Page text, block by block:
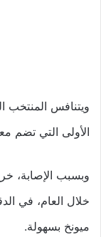
ويتنافس
الأولى التي تضم
وبسبب الإصابة،
ميونخ بسهولة.